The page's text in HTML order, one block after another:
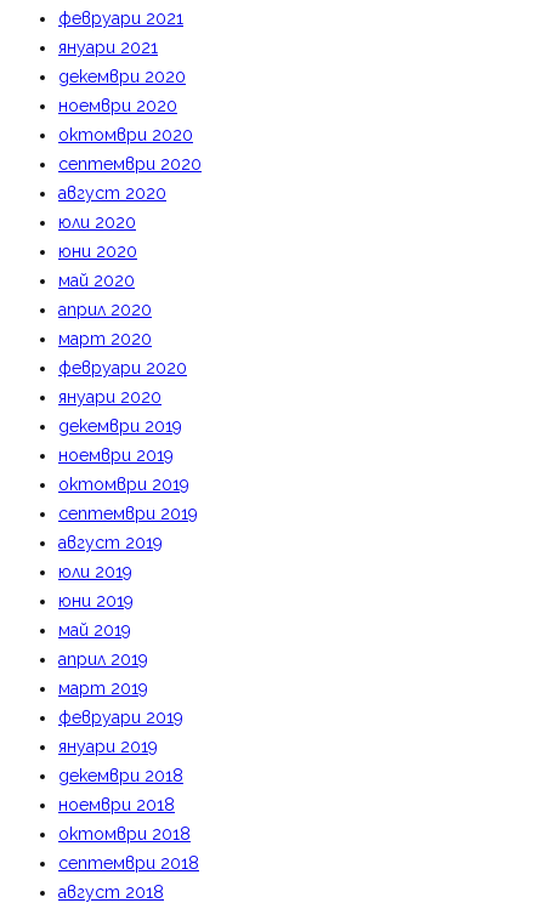
февруари 2021
януари 2021
декември 2020
ноември 2020
октомври 2020
септември 2020
август 2020
юли 2020
юни 2020
май 2020
април 2020
март 2020
февруари 2020
януари 2020
декември 2019
ноември 2019
октомври 2019
септември 2019
август 2019
юли 2019
юни 2019
май 2019
април 2019
март 2019
февруари 2019
януари 2019
декември 2018
ноември 2018
октомври 2018
септември 2018
август 2018